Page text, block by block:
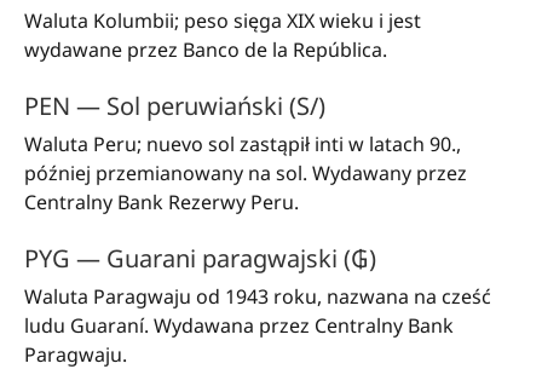
Waluta Kolumbii; peso sięga XIX wieku i jest
wydawane przez Banco de la República.
PEN — Sol peruwiański (S/)
Waluta Peru; nuevo sol zastąpił inti w latach 90.,
później przemianowany na sol. Wydawany przez
Centralny Bank Rezerwy Peru.
PYG — Guarani paragwajski (₲)
Waluta Paragwaju od 1943 roku, nazwana na cześć
ludu Guaraní. Wydawana przez Centralny Bank
Paragwaju.